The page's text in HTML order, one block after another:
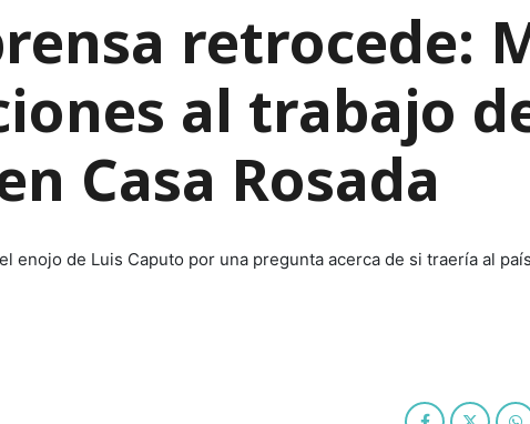
retrocede:
al trabajo
Casa Rosada
enojo de Luis Caputo por una pregunta acerca de si traería al